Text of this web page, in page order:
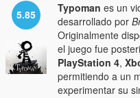
5.85 Typoman es un
desarrollado por
Originalmente
el juego fue
PlayStation 4,
permitiendo a un
experimentar su